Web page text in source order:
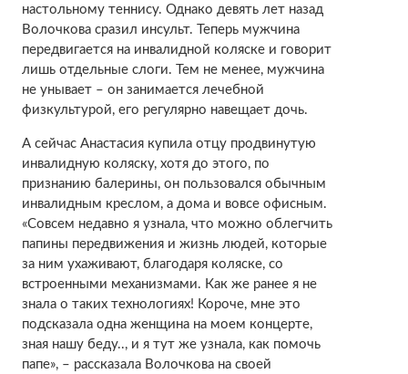
настольному теннису. Однако девять лет назад
Волочкова сразил инсульт. Теперь мужчина
передвигается на инвалидной коляске и говорит
лишь отдельные слоги. Тем не менее, мужчина
не унывает – он занимается лечебной
физкультурой, его регулярно навещает дочь.
А сейчас Анастасия купила отцу продвинутую
инвалидную коляску, хотя до этого, по
признанию балерины, он пользовался обычным
инвалидным креслом, а дома и вовсе офисным.
«Совсем недавно я узнала, что можно облегчить
папины передвижения и жизнь людей, которые
за ним ухаживают, благодаря коляске, со
встроенными механизмами. Как же ранее я не
знала о таких технологиях! Короче, мне это
подсказала одна женщина на моем концерте,
зная нашу беду.., и я тут же узнала, как помочь
папе», – рассказала Волочкова на своей